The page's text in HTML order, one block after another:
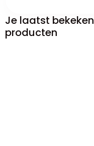
Je laatst bekeken
producten